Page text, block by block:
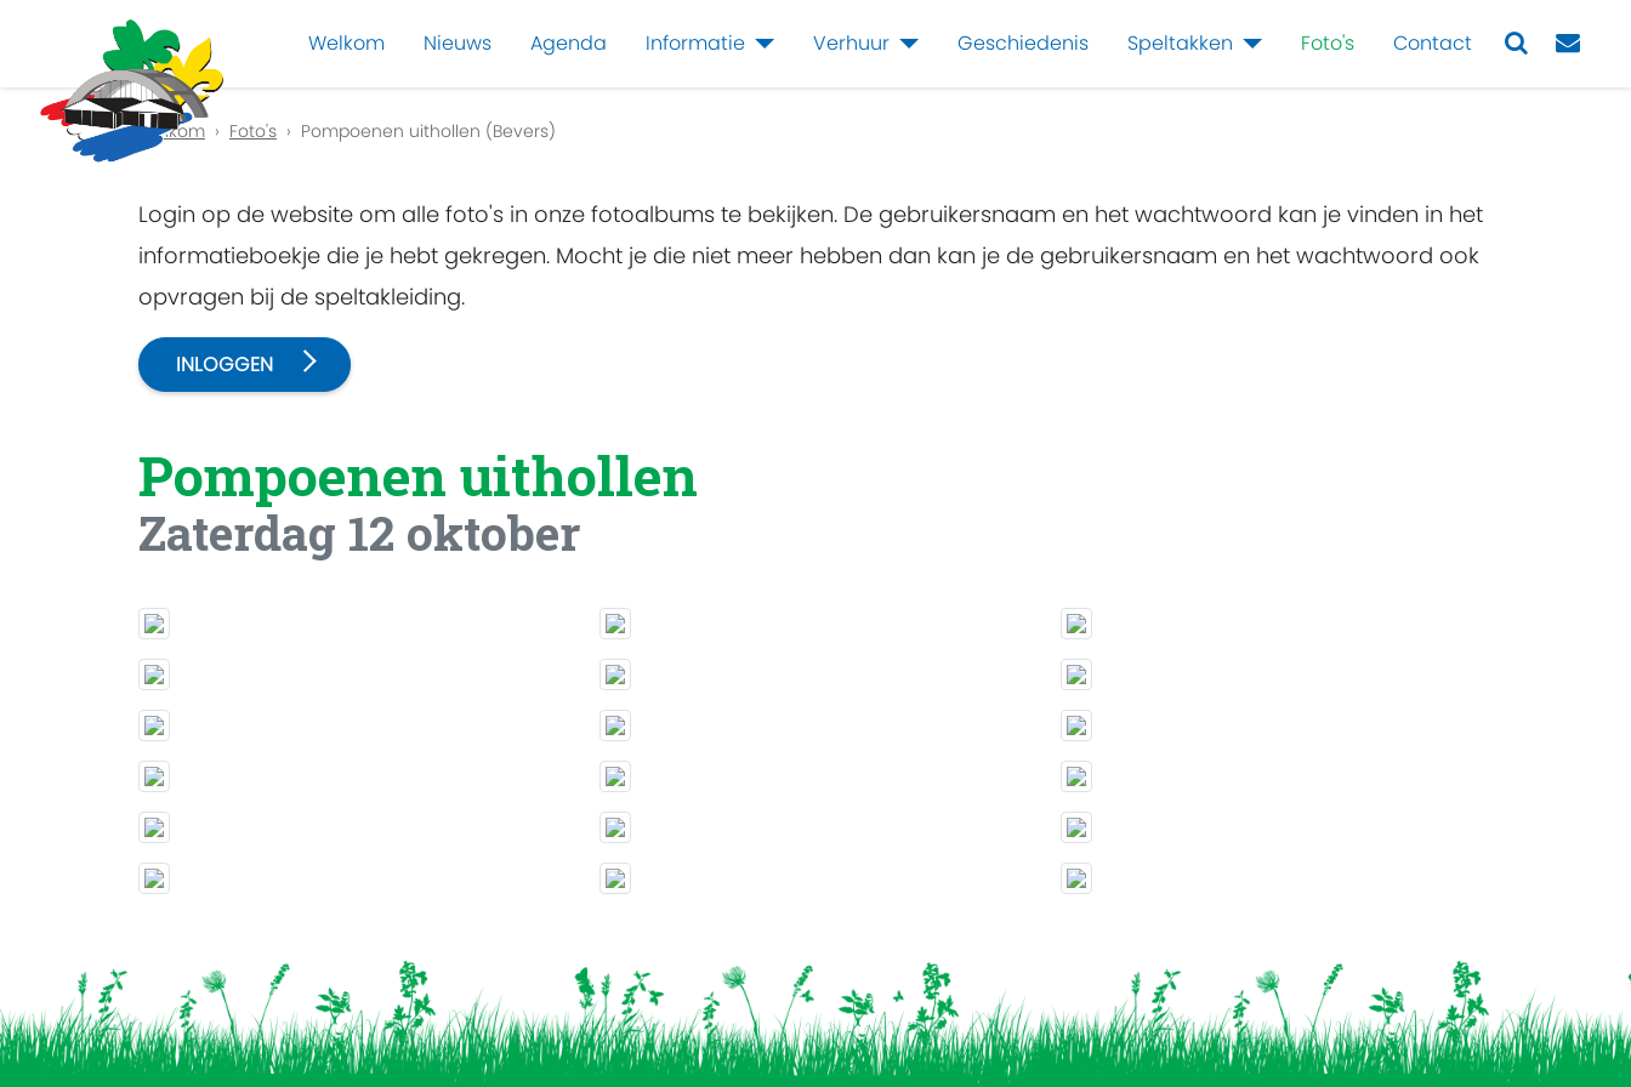
Welkom Nieuws Agenda Informatie Verhuur Geschiedenis Speltakken Foto's Contact
Previous
Welkom Foto's Pompoenen uithollen (Bevers)
Login op de website om alle foto's in onze fotoalbums te bekijken. De gebruikersnaam en het wachtwoord kan je vinden in het
informatieboekje die je hebt gekregen. Mocht je die niet meer hebben dan kan je de gebruikersnaam en het wachtwoord ook
opvragen bij de speltakleiding.
INLOGGEN
Pompoenen uithollen
Zaterdag 12 oktober